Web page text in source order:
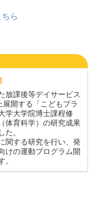
ら
放課後等デイサービス
展開する「こどもプラ
学大学院博士課程修
体育科学）の研究成果
た。
関する研究を行い、発
けの運動プログラム開